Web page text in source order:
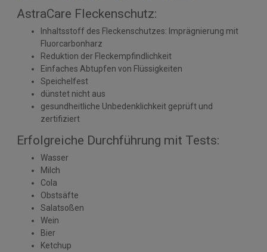
AstraCare Fleckenschutz:
Inhaltsstoff des Fleckenschutzes: Imprägnierung mit
Fluorcarbonharz
Reduktion der Fleckempfindlichkeit
Einfaches Abtupfen von Flüssigkeiten
Speichelfest
dünstet nicht aus
gesundheitliche Unbedenklichkeit geprüft und
zertifiziert
Erfolgreiche Durchführung mit Tests:
Wasser
Milch
Cola
Obstsäfte
Salatsoßen
Wein
Bier
Ketchup